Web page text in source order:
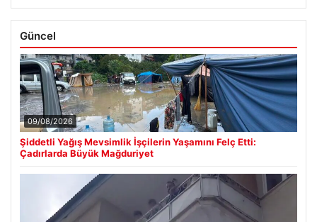
Güncel
09/08/2026
Şiddetli Yağış Mevsimlik İşçilerin Yaşamını Felç Etti:
Çadırlarda Büyük Mağduriyet